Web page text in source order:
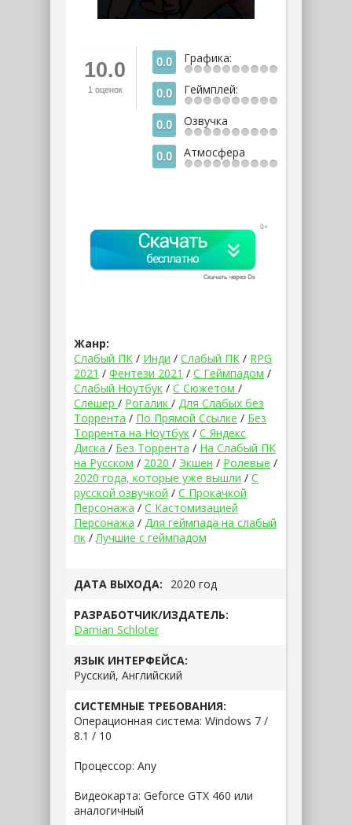
10.0
1 оценок
0.0 Графика:
0.0 Геймплей:
0.0 Озвучка
0.0 Атмосфера
ДАТА ВЫХОДА: 2020 год
РАЗРАБОТЧИК/ИЗДАТЕЛЬ:
Damian Schloter
ЯЗЫК ИНТЕРФЕЙСА:
Русский, Английский
СИСТЕМНЫЕ ТРЕБОВАНИЯ:
Операционная система: Windows 7 /
8.1 / 10
Процессор: Any
Видеокарта: Geforce GTX 460 или
аналогичный
Жанр:
Слабый ПК / Инди / Слабый ПК / RPG
2021 / Фентези 2021 / С Геймпадом /
Слабый Ноутбук / С Сюжетом /
Слешер / Рогалик / Для Слабых без
Торрента / По Прямой Ссылке / Без
Торрента на Ноутбук / С Яндекс
Диска / Без Торрента / На Слабый ПК
на Русском / 2020 / Экшен / Ролевые /
2020 года, которые уже вышли / С
русской озвучкой / С Прокачкой
Персонажа / С Кастомизацией
Персонажа / Для геймпада на слабый
пк /Лучшие с геймпадом